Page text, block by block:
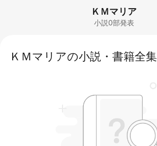
ＫＭマリア
小説0部発表
ＫＭマリアの小説・書籍全集